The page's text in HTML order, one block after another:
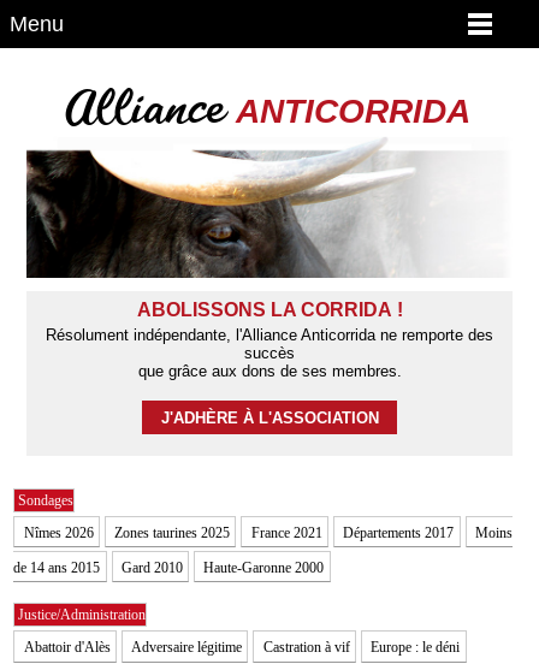
Menu
AllianceANTICORRIDA
ABOLISSONS LA CORRIDA !
Résolument indépendante, l'Alliance Anticorrida ne remporte des
succès
que grâce aux dons de ses membres.
J'ADHÈRE À L'ASSOCIATION
Sondages
Nîmes 2026 Zones taurines 2025 France 2021 Départements 2017 Moins
de 14 ans 2015 Gard 2010 Haute-Garonne 2000
Justice/Administration
Abattoir d'Alès Adversaire légitime Castration à vif Europe : le déni